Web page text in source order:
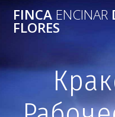
FINCAENCINAR
FLORES